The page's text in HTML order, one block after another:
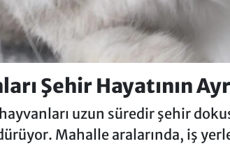
Şehir Hayatının
uzun süredir şehir
Mahalle aralarında, iş